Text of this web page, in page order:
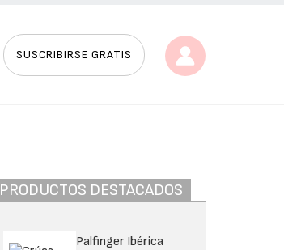
SUSCRIBIRSE GRATIS
PRODUCTOS DESTACADOS
Palfinger Ibérica